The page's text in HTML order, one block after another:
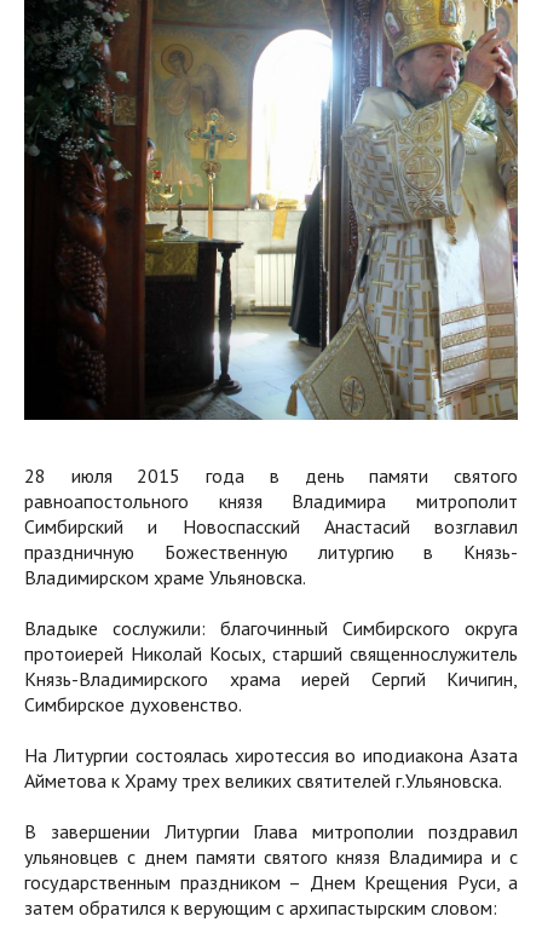
28 июля 2015 года в день памяти святого
равноапостольного князя Владимира митрополит
Симбирский и Новоспасский Анастасий возглавил
праздничную Божественную литургию в Князь-
Владимирском храме Ульяновска.
Владыке сослужили: благочинный Симбирского округа
протоиерей Николай Косых, старший священнослужитель
Князь-Владимирского храма иерей Сергий Кичигин,
Симбирское духовенство.
На Литургии состоялась хиротессия во иподиакона Азата
Айметова к Храму трех великих святителей г.Ульяновска.
В завершении Литургии Глава митрополии поздравил
ульяновцев с днем памяти святого князя Владимира и с
государственным праздником – Днем Крещения Руси, а
затем обратился к верующим с архипастырским словом: